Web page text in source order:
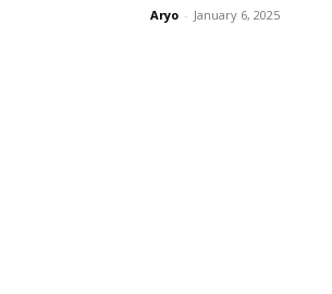
Aryo - January 6, 2025